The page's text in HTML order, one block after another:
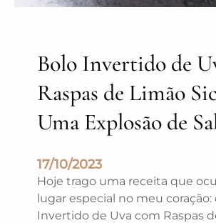
Bolo Invertido de
Raspas de Limão
Uma Explosão de
17/10/2023
Hoje trago uma receita que
lugar especial no meu coração:
Invertido de Uva com Raspas